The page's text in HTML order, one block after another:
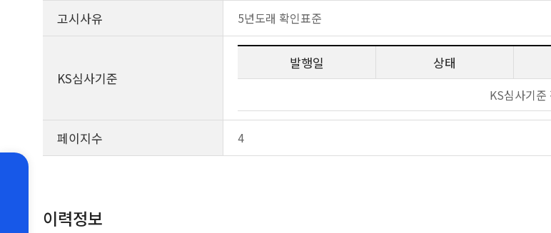
고시사유 5년도래 확인표준
KS심사기준
발행일 상태
KS심사기
페이지수 4
이력정보